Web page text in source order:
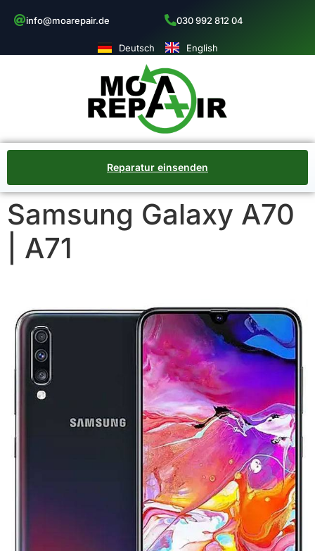
info@moarepair.de 030 992 812 04
Deutsch English
Reparatur einsenden
Samsung Galaxy A70
| A71